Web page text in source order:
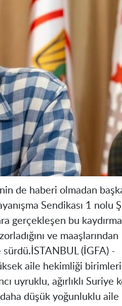
de haberi olmadan
Sendikası 1 nolu
gerçekleşen bu
ve maaşlarından
sürdü. İSTANBUL (İGFA) -
aile hekimliği
uyruklu, ağırlıklı Suriye
düşük yoğunluklu aile